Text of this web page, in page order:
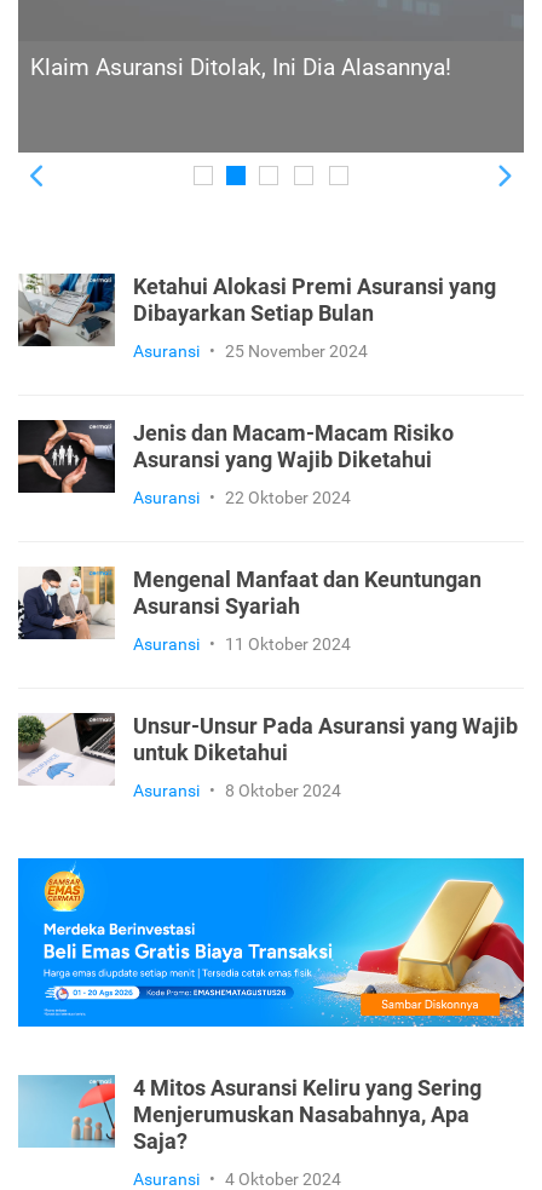
Perbedaan Insurtech dengan Asuransi
Ketahui Alokasi Premi Asuransi yang
Dibayarkan Setiap Bulan
Asuransi • 25 November 2024
Jenis dan Macam-Macam Risiko
Asuransi yang Wajib Diketahui
Asuransi • 22 Oktober 2024
Mengenal Manfaat dan Keuntungan
Asuransi Syariah
Asuransi • 11 Oktober 2024
Unsur-Unsur Pada Asuransi yang Wajib
untuk Diketahui
Asuransi • 8 Oktober 2024
4 Mitos Asuransi Keliru yang Sering
Menjerumuskan Nasabahnya, Apa
Saja?
Asuransi • 4 Oktober 2024